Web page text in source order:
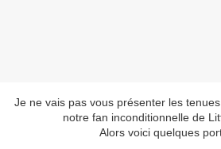
Je ne vais pas vous présenter les
notre fan inconditionnelle de
Alors voici quelques